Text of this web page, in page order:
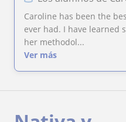
Caroline has been the
ever had. I have learned
her methodol...
Ver más